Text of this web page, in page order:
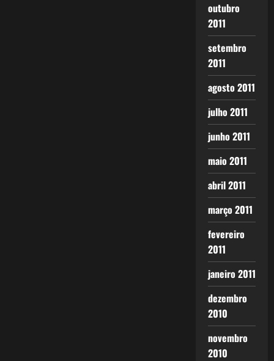
outubro
2011
setembro
2011
agosto 2011
julho 2011
junho 2011
maio 2011
abril 2011
março 2011
fevereiro
2011
janeiro 2011
dezembro
2010
novembro
2010